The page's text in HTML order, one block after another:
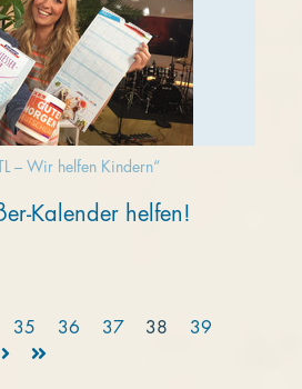
– Wir helfen Kindern“
Kalender helfen!
35 36 37 38
39